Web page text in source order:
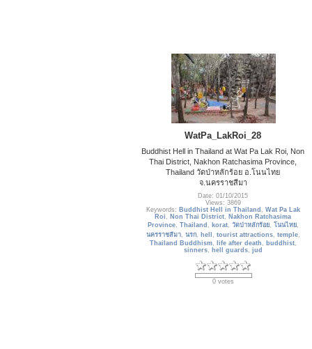
WatPa_LakRoi_28
Buddhist Hell in Thailand at Wat Pa Lak Roi, Non
Thai District, Nakhon Ratchasima Province,
Thailand วัดป่าหลักร้อย อ.โนนไทย
จ.นครราชสีมา
Date: 01/10/2015
Views: 3869
Keywords: Buddhist Hell in Thailand , Wat Pa Lak
Roi , Non Thai District, Nakhon Ratchasima
Province, Thailand , korat, วัดป่าหลักร้อย, โนนไทย,
นครราชสีมา, นรก, hell , tourist attractions, temple,
Thailand Buddhism, life after death , buddhist,
sinners, hell guards, jud
0 votes